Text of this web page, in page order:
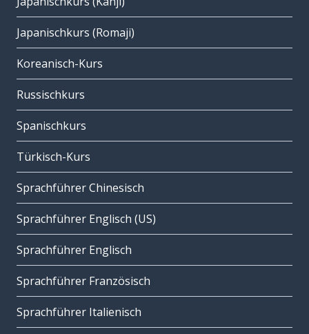
Japanischkurs (Romaji)
Koreanisch-Kurs
Russischkurs
Spanischkurs
Türkisch-Kurs
Sprachführer Chinesisch
Sprachführer Englisch (US)
Sprachführer Englisch
Sprachführer Französisch
Sprachführer Italienisch